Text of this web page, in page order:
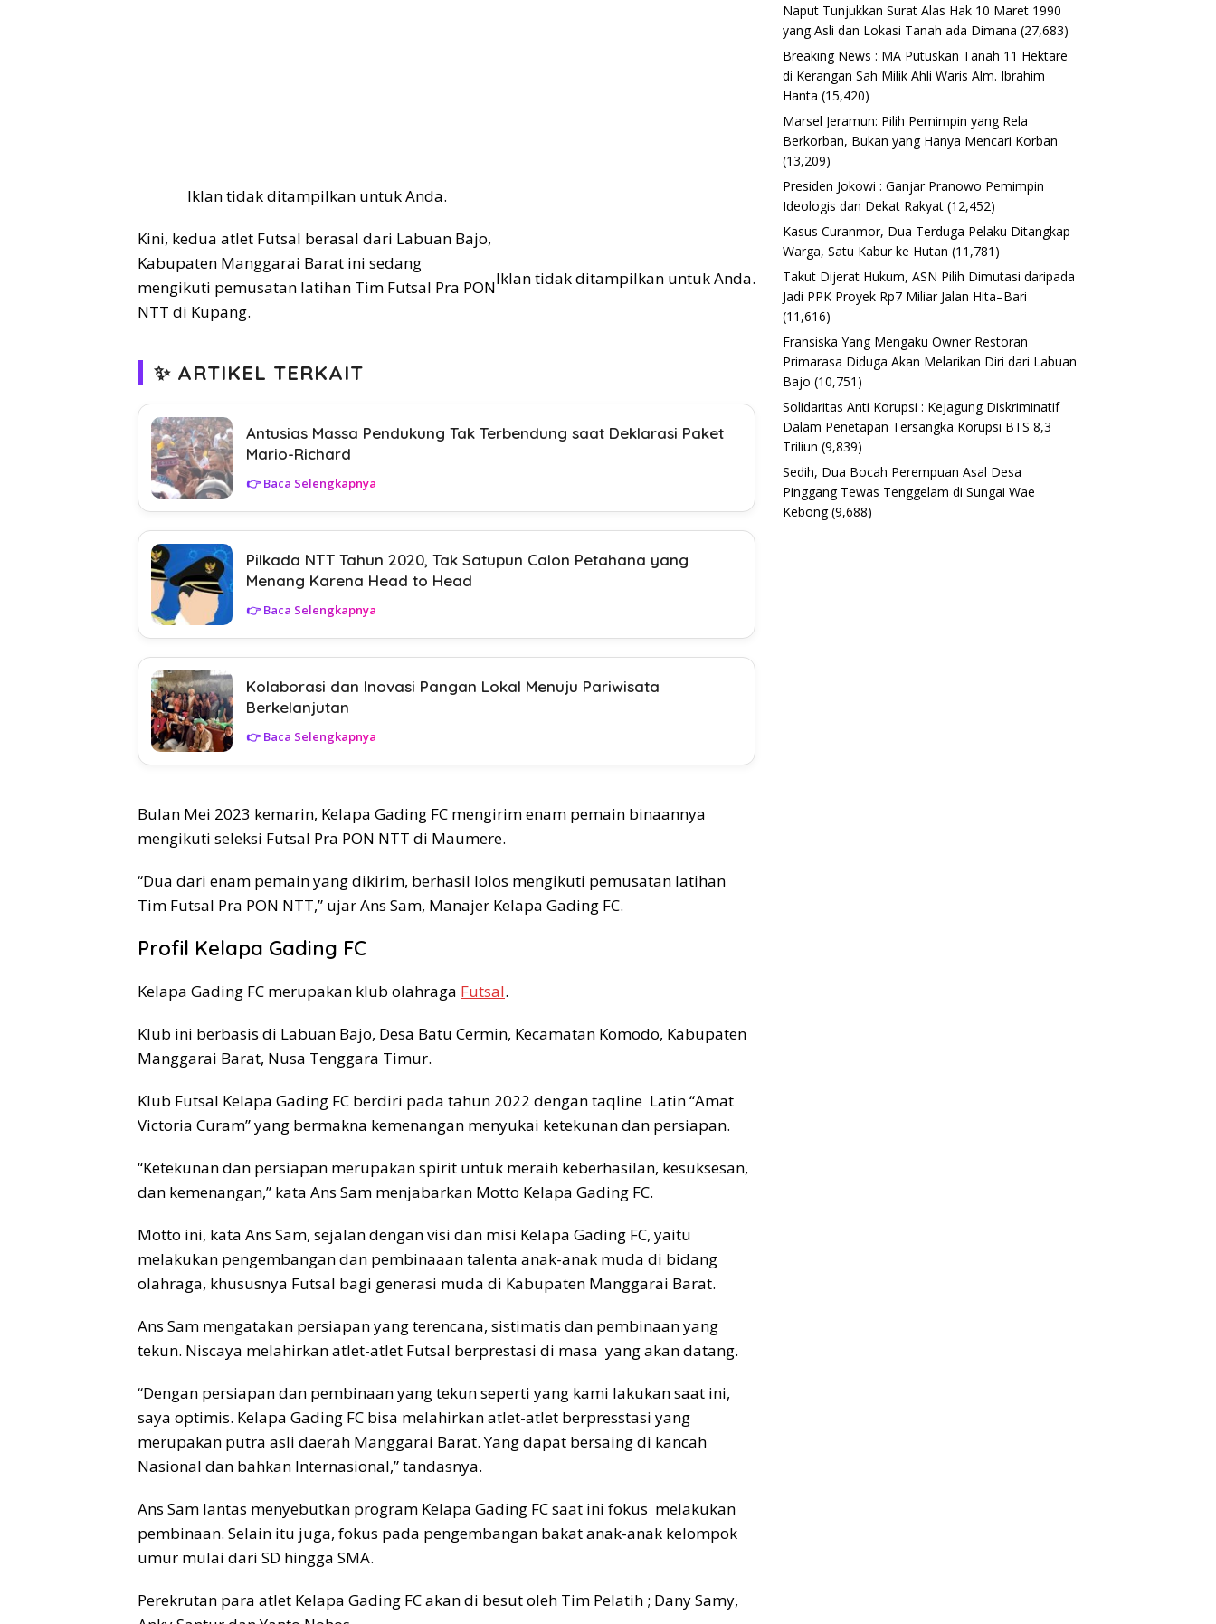
Iklan tidak ditampilkan untuk Anda.
Iklan tidak ditampilkan untuk Anda.
Kini, kedua atlet Futsal berasal dari Labuan Bajo,
Kabupaten Manggarai Barat ini sedang
mengikuti pemusatan latihan Tim Futsal Pra PON
NTT di Kupang.
✨ ARTIKEL TERKAIT
Antusias Massa Pendukung Tak Terbendung saat Deklarasi Paket
Mario-Richard
👉 Baca Selengkapnya
Pilkada NTT Tahun 2020, Tak Satupun Calon Petahana yang
Menang Karena Head to Head
👉 Baca Selengkapnya
Kolaborasi dan Inovasi Pangan Lokal Menuju Pariwisata
Berkelanjutan
👉 Baca Selengkapnya
Bulan Mei 2023 kemarin, Kelapa Gading FC mengirim enam pemain binaannya
mengikuti seleksi Futsal Pra PON NTT di Maumere.
“Dua dari enam pemain yang dikirim, berhasil lolos mengikuti pemusatan latihan
Tim Futsal Pra PON NTT,” ujar Ans Sam, Manajer Kelapa Gading FC.
Profil Kelapa Gading FC
Kelapa Gading FC merupakan klub olahraga Futsal.
Klub ini berbasis di Labuan Bajo, Desa Batu Cermin, Kecamatan Komodo, Kabupaten
Manggarai Barat, Nusa Tenggara Timur.
Klub Futsal Kelapa Gading FC berdiri pada tahun 2022 dengan taqline Latin “Amat
Victoria Curam” yang bermakna kemenangan menyukai ketekunan dan persiapan.
“Ketekunan dan persiapan merupakan spirit untuk meraih keberhasilan, kesuksesan,
dan kemenangan,” kata Ans Sam menjabarkan Motto Kelapa Gading FC.
Motto ini, kata Ans Sam, sejalan dengan visi dan misi Kelapa Gading FC, yaitu
melakukan pengembangan dan pembinaaan talenta anak-anak muda di bidang
olahraga, khususnya Futsal bagi generasi muda di Kabupaten Manggarai Barat.
Ans Sam mengatakan persiapan yang terencana, sistimatis dan pembinaan yang
tekun. Niscaya melahirkan atlet-atlet Futsal berprestasi di masa yang akan datang.
“Dengan persiapan dan pembinaan yang tekun seperti yang kami lakukan saat ini,
saya optimis. Kelapa Gading FC bisa melahirkan atlet-atlet berpresstasi yang
merupakan putra asli daerah Manggarai Barat. Yang dapat bersaing di kancah
Nasional dan bahkan Internasional,” tandasnya.
Ans Sam lantas menyebutkan program Kelapa Gading FC saat ini fokus melakukan
pembinaan. Selain itu juga, fokus pada pengembangan bakat anak-anak kelompok
umur mulai dari SD hingga SMA.
Perekrutan para atlet Kelapa Gading FC akan di besut oleh Tim Pelatih ; Dany Samy,
Naput Tunjukkan Surat Alas Hak 10 Maret 1990
yang Asli dan Lokasi Tanah ada Dimana (27,683)
Breaking News : MA Putuskan Tanah 11 Hektare
di Kerangan Sah Milik Ahli Waris Alm. Ibrahim
Hanta (15,420)
Marsel Jeramun: Pilih Pemimpin yang Rela
Berkorban, Bukan yang Hanya Mencari Korban
(13,209)
Presiden Jokowi : Ganjar Pranowo Pemimpin
Ideologis dan Dekat Rakyat (12,452)
Kasus Curanmor, Dua Terduga Pelaku Ditangkap
Warga, Satu Kabur ke Hutan (11,781)
Takut Dijerat Hukum, ASN Pilih Dimutasi daripada
Jadi PPK Proyek Rp7 Miliar Jalan Hita–Bari
(11,616)
Fransiska Yang Mengaku Owner Restoran
Primarasa Diduga Akan Melarikan Diri dari Labuan
Bajo (10,751)
Solidaritas Anti Korupsi : Kejagung Diskriminatif
Dalam Penetapan Tersangka Korupsi BTS 8,3
Triliun (9,839)
Sedih, Dua Bocah Perempuan Asal Desa
Pinggang Tewas Tenggelam di Sungai Wae
Kebong (9,688)